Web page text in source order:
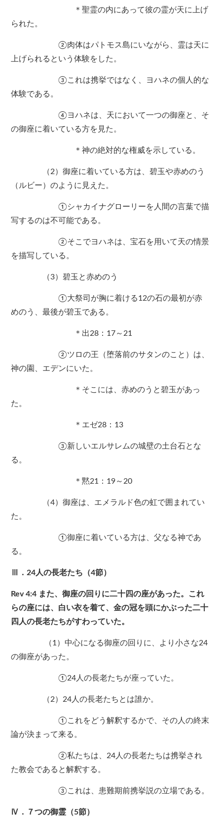
＊聖霊の内にあって彼の霊が天に上げ
られた。
②肉体はパトモス島にいながら、霊は天に
上げられるという体験をした。
③これは携挙ではなく、ヨハネの個人的な
体験である。
④ヨハネは、天において一つの御座と、そ
の御座に着いている方を見た。
＊神の絶対的な権威を示している。
（2）御座に着いている方は、碧玉や赤めのう
（ルビー）のように見えた。
①シャカイナグローリーを人間の言葉で描
写するのは不可能である。
②そこでヨハネは、宝石を用いて天の情景
を描写している。
（3）碧玉と赤めのう
①大祭司が胸に着ける12の石の最初が赤
めのう、最後が碧玉である。
＊出28：17～21
②ツロの王（堕落前のサタンのこと）は、
神の園、エデンにいた。
＊そこには、赤めのうと碧玉があっ
た。
＊エゼ28：13
③新しいエルサレムの城壁の土台石とな
る。
＊黙21：19～20
（4）御座は、エメラルド色の虹で囲まれてい
た。
①御座に着いている方は、父なる神であ
る。
Ⅲ．24人の長老たち（4節）
Rev 4:4 また、御座の回りに二十四の座があった。これ
らの座には、白い衣を着て、金の冠を頭にかぶった二十
四人の長老たちがすわっていた。
（1）中心になる御座の回りに、より小さな24
の御座があった。
①24人の長老たちが座っていた。
（2）24人の長老たちとは誰か。
①これをどう解釈するかで、その人の終末
論が決まって来る。
②私たちは、24人の長老たちは携挙され
た教会であると解釈する。
③これは、患難期前携挙説の立場である。
Ⅳ．７つの御霊（5節）